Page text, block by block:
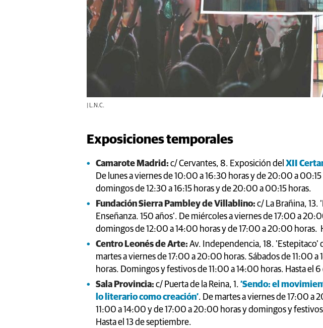
| L.N.C.
Exposiciones temporales
Camarote Madrid: c/ Cervantes, 8. Exposición del XII
De lunes a viernes de 10:00 a 16:30 horas y de 20:00 a 00:15
domingos de 12:30 a 16:15 horas y de 20:00 a 00:15 horas.
Fundación Sierra Pambley de Villablino: c/ La Brañina, 13.
Enseñanza. 150 años’. De miércoles a viernes de 17:00 a
domingos de 12:00 a 14:00 horas y de 17:00 a 20:00 horas.
Centro Leonés de Arte: Av. Independencia, 18. 'Estepitaco'
martes a viernes de 17:00 a 20:00 horas. Sábados de 11:00
horas. Domingos y festivos de 11:00 a 14:00 horas. Hasta el
Sala Provincia: c/ Puerta de la Reina, 1. ‘Sendo: el
lo literario como creación’. De martes a viernes de 17:00 a
11:00 a 14:00 y de 17:00 a 20:00 horas y domingos y
Hasta el 13 de septiembre.